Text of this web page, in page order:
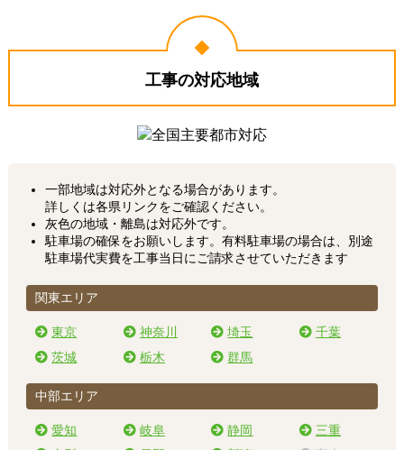
工事の対応地域
一部地域は対応外となる場合があります。
詳しくは各県リンクをご確認ください。
灰色の地域・離島は対応外です。
駐車場の確保をお願いします。有料駐車場の場合は、別途
駐車場代実費を工事当日にご請求させていただきます
関東エリア
東京 神奈川 埼玉
千葉
茨城
栃木 群馬
中部エリア
愛知 岐阜 静岡
三重